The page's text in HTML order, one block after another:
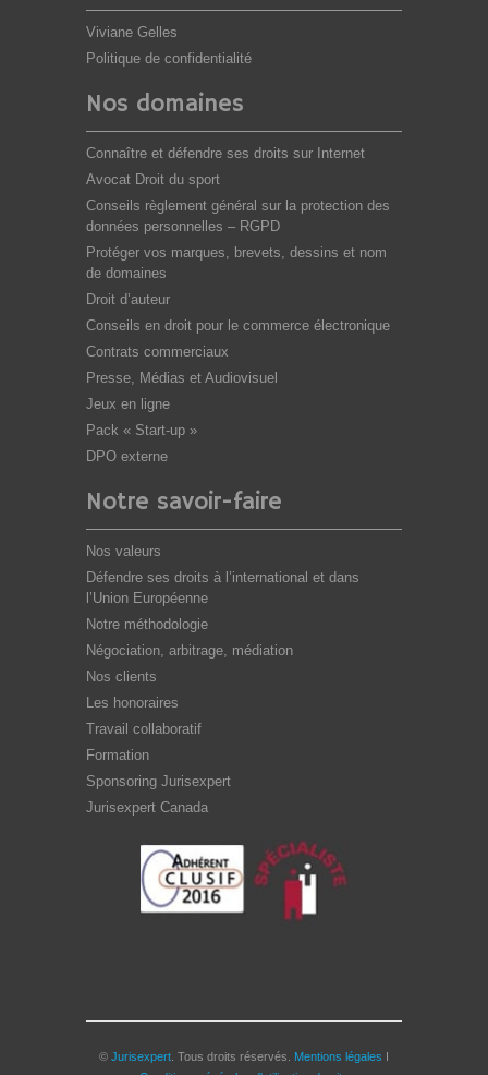
Viviane Gelles
Politique de confidentialité
Nos domaines
Connaître et défendre ses droits sur Internet
Avocat Droit du sport
Conseils règlement général sur la protection des
données personnelles – RGPD
Protéger vos marques, brevets, dessins et nom
de domaines
Droit d’auteur
Conseils en droit pour le commerce électronique
Contrats commerciaux
Presse, Médias et Audiovisuel
Jeux en ligne
Pack « Start-up »
DPO externe
Notre savoir-faire
Nos valeurs
Défendre ses droits à l’international et dans
l’Union Européenne
Notre méthodologie
Négociation, arbitrage, médiation
Nos clients
Les honoraires
Travail collaboratif
Formation
Sponsoring Jurisexpert
Jurisexpert Canada
© Jurisexpert . Tous droits réservés. Mentions légales I